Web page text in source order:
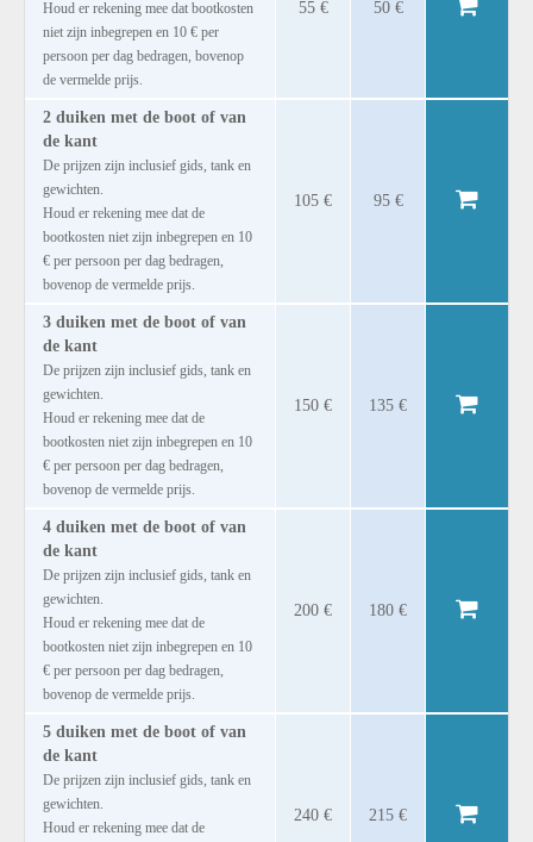
Houd er rekening mee dat bootkosten
niet zijn inbegrepen en 10 € per
persoon per dag bedragen, bovenop
de vermelde prijs.
55 € 50 €
2 duiken met de boot of van
de kant
De prijzen zijn inclusief gids, tank en
gewichten.
Houd er rekening mee dat de
bootkosten niet zijn inbegrepen en 10
€ per persoon per dag bedragen,
bovenop de vermelde prijs.
105 € 95 €
3 duiken met de boot of van
de kant
De prijzen zijn inclusief gids, tank en
gewichten.
Houd er rekening mee dat de
bootkosten niet zijn inbegrepen en 10
€ per persoon per dag bedragen,
bovenop de vermelde prijs.
150 € 135 €
4 duiken met de boot of van
de kant
De prijzen zijn inclusief gids, tank en
gewichten.
Houd er rekening mee dat de
bootkosten niet zijn inbegrepen en 10
€ per persoon per dag bedragen,
bovenop de vermelde prijs.
200 € 180 €
5 duiken met de boot of van
de kant
De prijzen zijn inclusief gids, tank en
gewichten.
Houd er rekening mee dat de
240 € 215 €